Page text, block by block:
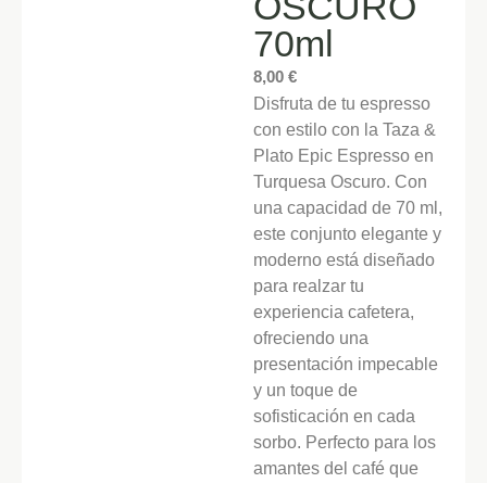
70ml
8,00€
Disfruta de tu espresso
con estilo con la Taza &
Plato Epic Espresso en
Turquesa Oscuro. Con
una capacidad de 70 ml,
este conjunto elegante y
moderno está diseñado
para realzar tu
experiencia cafetera,
ofreciendo una
presentación impecable
y un toque de
sofisticación en cada
sorbo. Perfecto para los
amantes del café que